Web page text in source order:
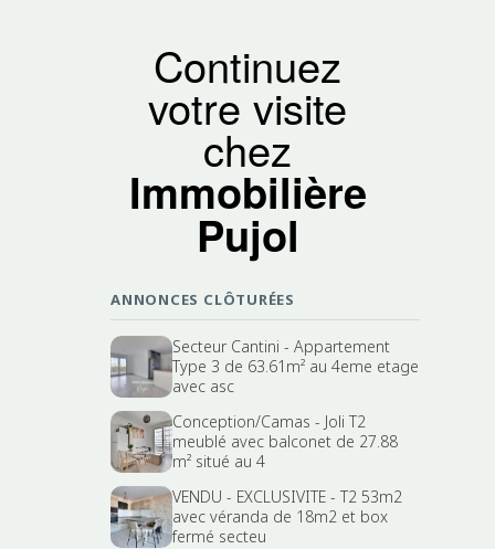
Continuez
votre visite
chez
Immobilière
Pujol
ANNONCES CLÔTURÉES
Secteur Cantini - Appartement
Type 3 de 63.61m² au 4eme etage
avec asc
Conception/Camas - Joli T2
meublé avec balconet de 27.88
m² situé au 4
VENDU - EXCLUSIVITE - T2 53m2
avec véranda de 18m2 et box
fermé secteu